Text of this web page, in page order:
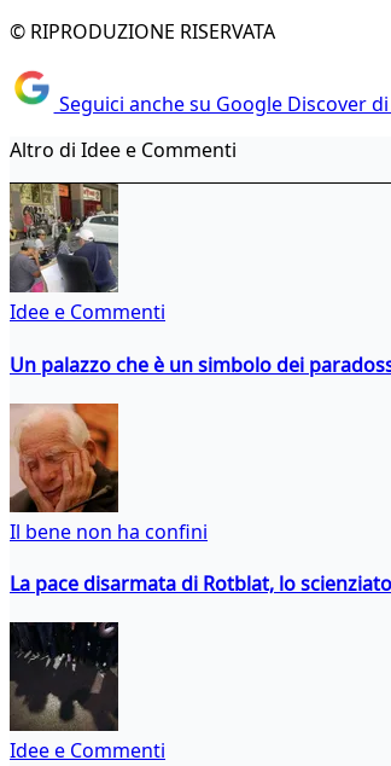
© RIPRODUZIONE RISERVATA
Seguici anche su Google Discover
Altro di Idee e Commenti
Idee e Commenti
Un palazzo che è un simbolo dei
Il bene non ha confini
La pace disarmata di Rotblat, lo
Idee e Commenti